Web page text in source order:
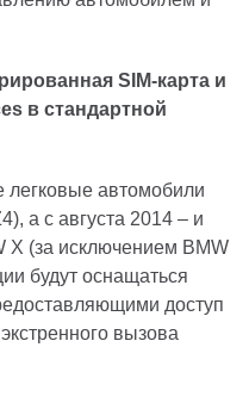
SIM-карта и
в стандартной
легковые автомобили
а с августа 2014 – и
X (за исключением BMW
будут оснащаться
доступ
вызова